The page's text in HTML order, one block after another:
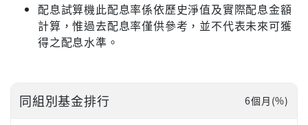
配息試算機此配息率係依歷史淨值及實際配息金額
計算，惟過去配息率僅供參考，並不代表未來可獲
得之配息水準。
同組別基金排行 6個月(%)